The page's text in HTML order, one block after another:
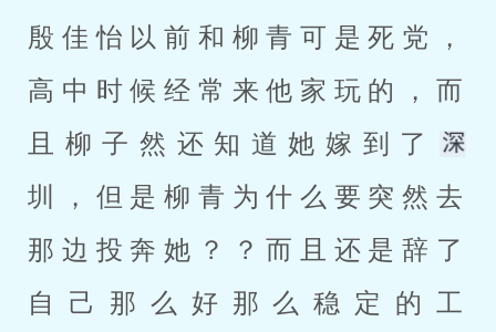
殷佳怡以前和柳青可是死党，
高中时候经常来他家玩的，而
且柳子然还知道她嫁到了
圳，但是柳青为什么要突然去
那边投奔她？？而且还是辞了
自己那么好那么稳定的工